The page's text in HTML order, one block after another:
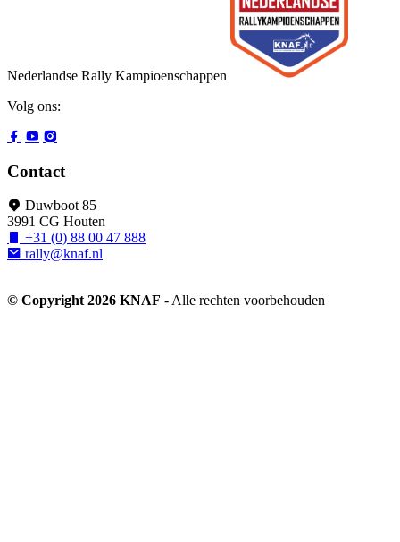
Nederlandse Rally Kampioenschappen
Volg ons:
Contact
Duwboot 85
3991 CG Houten
+31 (0) 88 00 47 888
rally@knaf.nl
© Copyright 2026 KNAF - Alle rechten voorbehouden